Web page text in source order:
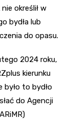
określił w
bydła lub
do opasu.
2024 roku,
kierunku
było to bydło
do Agencji